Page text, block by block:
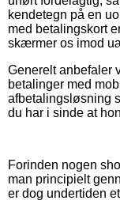
kendetegn på en
med betalingskort
skærmer os imod
Generelt anbefaler
betalinger med
afbetalingsløsning
du har i sinde at
Forinden nogen
man principielt
er dog undertiden